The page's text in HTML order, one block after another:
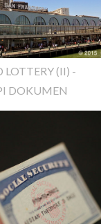
LOTTERY (II) -
DOKUMEN